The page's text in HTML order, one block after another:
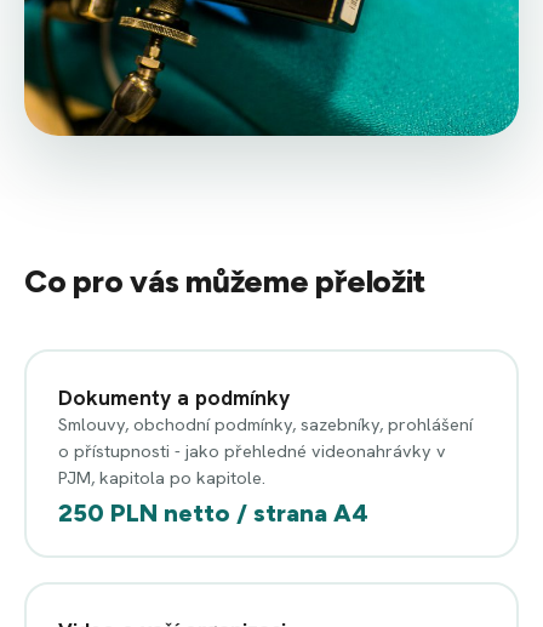
Co pro vás můžeme přeložit
Dokumenty a podmínky
Smlouvy, obchodní podmínky, sazebníky, prohlášení
o přístupnosti - jako přehledné videonahrávky v
PJM, kapitola po kapitole.
250 PLN netto / strana A4